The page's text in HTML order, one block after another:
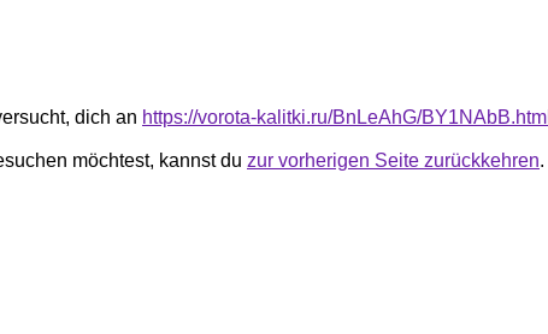
dich an https://vorota-kalitki.ru/BnLeAhG/BY1NAbB.html
möchtest, kannst du zur vorherigen Seite zurückkehren.